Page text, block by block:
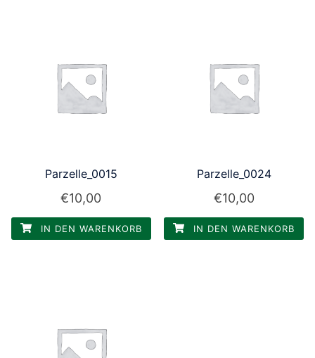
Parzelle_0015
€10,00
IN DEN WARENKORB
Parzelle_0024
€10,00
IN DEN WARENKORB